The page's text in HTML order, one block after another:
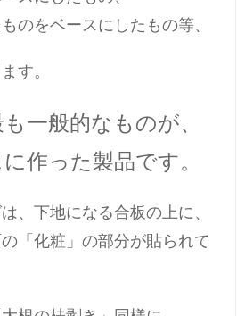
のをベースにしたもの等、
す。
一般的なものが、
作った製品です。
、下地になる合板の上に、
「化粧」の部分が貼られて